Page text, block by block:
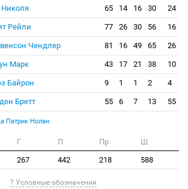
Николя 65 14 16 30 24
Рейли 77 26 30 56 16
Чендлер 81 16 49 65 26
Марк 43 17 21 38 10
Байрон 9 1 1 2 4
Бретт 55 6 7 13 55
Патрик Нолан
Г П Пр
Ш
267 442 218 588
? Условные обозначения